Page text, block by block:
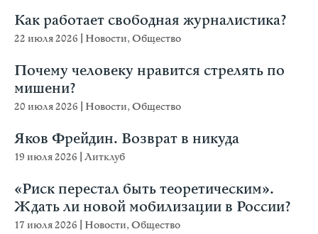
Как работает свободная журналистика?
22 июля 2026 Новости,Общество
Почему человеку нравится стрелять по
мишени?
20 июля 2026 Новости,Общество
Яков Фрейдин. Возврат в никуда
19 июля 2026 Литклуб
«Риск перестал быть теоретическим».
Ждать ли новой мобилизации в России?
17 июля 2026 Новости,Общество